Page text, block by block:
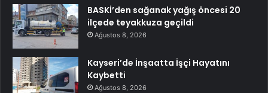
BASKİ’den sağanak yağış öncesi 20
ilçede teyakkuza geçildi
Ağustos 8, 2026
Kayseri’de İnşaatta İşçi Hayatını
Kaybetti
Ağustos 8, 2026